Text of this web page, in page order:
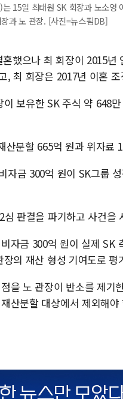
15일 최태원 SK 회장과 노소영
과 노 관장. [사진=뉴스핌DB]
했으나 최 회장이 2015
, 최 회장은 2017년 이혼
보유한 SK 주식 약 648
산분할 665억 원과 위자료
자금 300억 원이 SK그룹
판결을 파기하고 사건을
자금 300억 원이 실제 SK
의 재산 형성 기여도로
을 노 관장이 반소를 제기
산분할 대상에서 제외해